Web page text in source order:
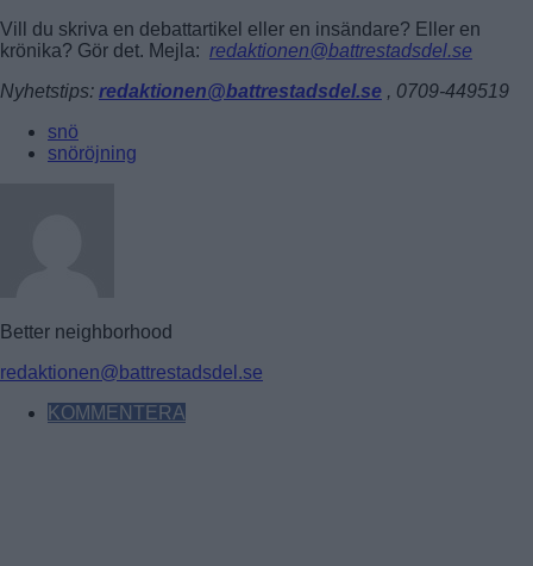
Vill du skriva en debattartikel eller en insändare? Eller en
krönika? Gör det. Mejla: redaktionen@battrestadsdel.se
Nyhetstips: redaktionen@battrestadsdel.se , 0709-449519
snö
snöröjning
Better neighborhood
redaktionen@battrestadsdel.se
KOMMENTERA